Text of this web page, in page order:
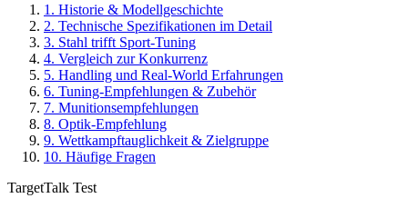
1 . Historie & Modellgeschichte
2. Technische Spezifikationen im Detail
3. Stahl trifft Sport-Tuning
4. Vergleich zur Konkurrenz
5. Handling und Real-World Erfahrungen
6. Tuning-Empfehlungen & Zubehör
7. Munitionsempfehlungen
8. Optik-Empfehlung
9. Wettkampftauglichkeit & Zielgruppe
10. Häufige Fragen
TargetTalk Test